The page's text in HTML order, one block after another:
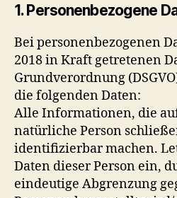
1. Personenbezogene
Bei personenbezogenen
2018 in Kraft getretenen
Grundverordnung
die folgenden Daten:
Alle Informationen, die
natürliche Person
identifizierbar machen.
Daten dieser Person ein,
eindeutige Abgrenzung